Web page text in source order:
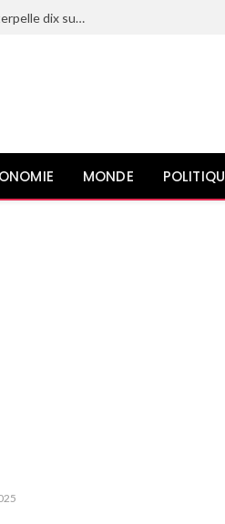
Le Maroc déjoue un projet terroriste d’envergure et interpelle dix suspects liés à l’organisation État islamique
MONDE